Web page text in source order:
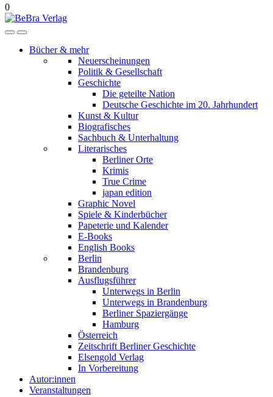
0
Bücher & mehr
Neuerscheinungen
Politik & Gesellschaft
Geschichte
Die geteilte Nation
Deutsche Geschichte im 20. Jahrhundert
Kunst & Kultur
Biografisches
Sachbuch & Unterhaltung
Literarisches
Berliner Orte
Krimis
True Crime
japan edition
Graphic Novel
Spiele & Kinderbücher
Papeterie und Kalender
E-Books
English Books
Berlin
Brandenburg
Ausflugsführer
Unterwegs in Berlin
Unterwegs in Brandenburg
Berliner Spaziergänge
Hamburg
Österreich
Zeitschrift Berliner Geschichte
Elsengold Verlag
In Vorbereitung
Autor:innen
Veranstaltungen